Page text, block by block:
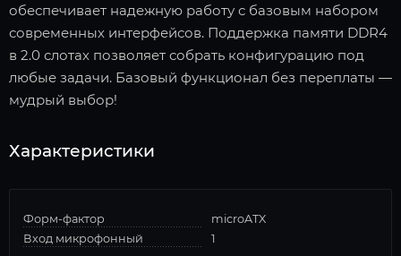
обеспечивает надежную работу с базовым набором
современных интерфейсов. Поддержка памяти DDR4
в 2.0 слотах позволяет собрать конфигурацию под
любые задачи. Базовый функционал без переплаты —
мудрый выбор!
Характеристики
Форм-фактор
microATX
Вход микрофонный
1